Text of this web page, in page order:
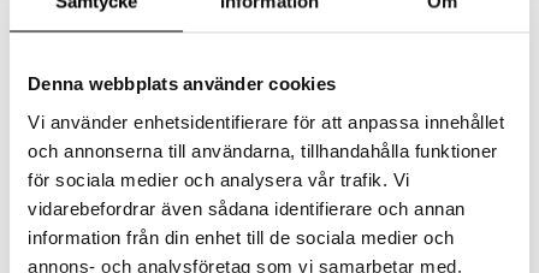
Denna webbplats använder cookies
Vi använder enhetsidentifierare för att anpassa innehållet
och annonserna till användarna, tillhandahålla funktioner
för sociala medier och analysera vår trafik. Vi
vidarebefordrar även sådana identifierare och annan
information från din enhet till de sociala medier och
annons- och analysföretag som vi samarbetar med.
Finnes i flere varianter